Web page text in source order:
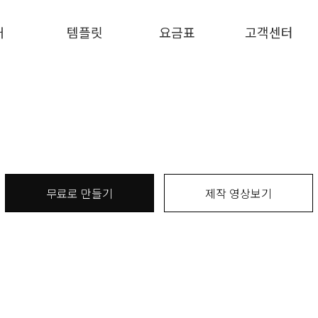
템플릿 요금표 고객센터
무료로 만들기 제작 영상보기